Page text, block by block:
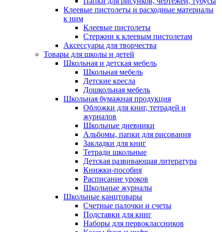
Клеевые пистолеты и расходные материалы
к ним
Клеевые пистолеты
Стержни к клеевым пистолетам
Аксессуары для творчества
Товары для школы и детей
Школьная и детская мебель
Школьная мебель
Детские кресла
Дошкольная мебель
Школьная бумажная продукция
Обложки для книг, тетрадей и
журналов
Школьные дневники
Альбомы, папки для рисования
Закладки для книг
Тетради школьные
Детская развивающая литература
Книжки-пособия
Расписание уроков
Школьные журналы
Школьные канцтовары
Счетные палочки и счеты
Подставки для книг
Наборы для первоклассников